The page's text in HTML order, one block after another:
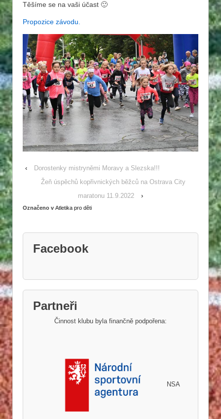
Těšíme se na vaši účast 🙂
Propozice závodu.
‹
Dorostenky mistryněmi Moravy a Slezska!!!
Žeň úspěchů kopřivnických běžců na Ostrava City
maratonu 11.9.2022
›
Označeno v Atletika pro děti
Facebook
Partneři
Činnost klubu byla finančně podpořena:
NSA